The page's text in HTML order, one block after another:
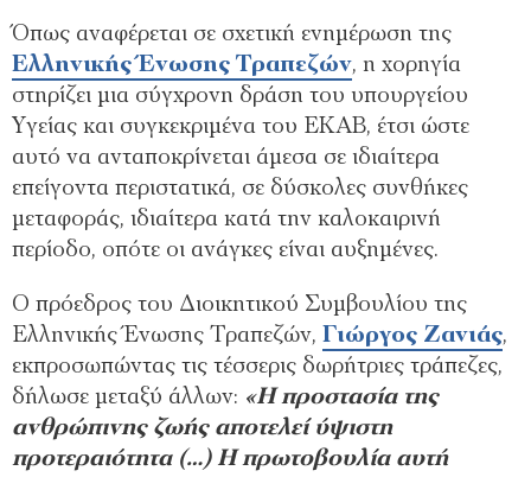
Όπως αναφέρεται σε σχετική ενημέρωση της
Ελληνικής Ένωσης Τραπεζών, η χορηγία
στηρίζει μια σύγχρονη δράση του υπουργείου
Υγείας και συγκεκριμένα του ΕΚΑΒ, έτσι ώστε
αυτό να ανταποκρίνεται άμεσα σε ιδιαίτερα
επείγοντα περιστατικά, σε δύσκολες συνθήκες
μεταφοράς, ιδιαίτερα κατά την καλοκαιρινή
περίοδο, οπότε οι ανάγκες είναι αυξημένες.
Ο πρόεδρος του Διοικητικού Συμβουλίου της
Ελληνικής Ένωσης Τραπεζών, Γιώργος Ζανιάς,
εκπροσωπώντας τις τέσσερις δωρήτριες τράπεζες,
δήλωσε μεταξύ άλλων: «Η προστασία της
ανθρώπινης ζωής αποτελεί ύψιστη
προτεραιότητα (…) Η πρωτοβουλία αυτή